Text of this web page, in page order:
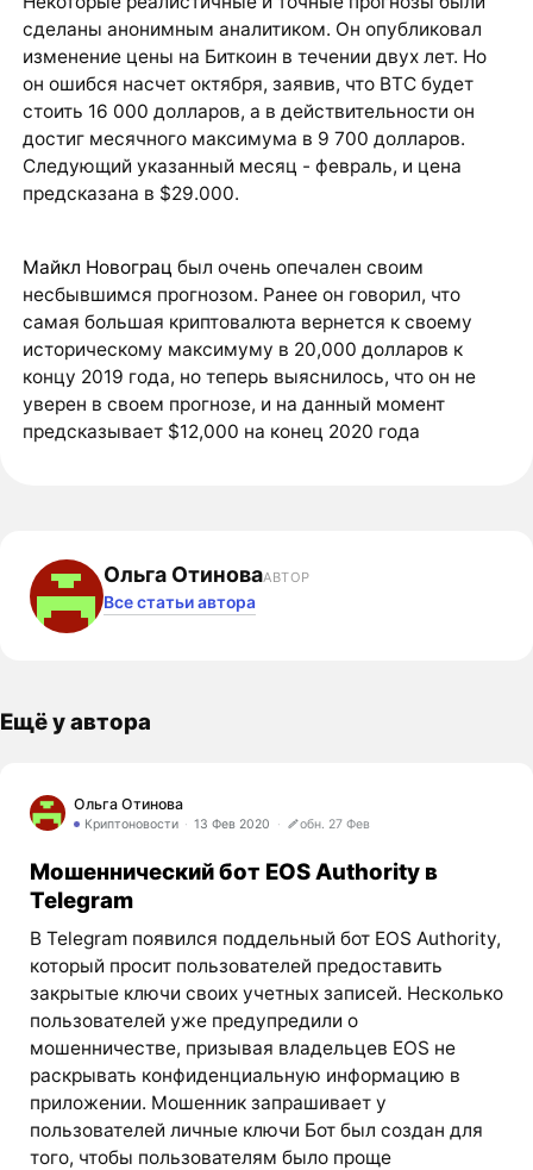
сделаны анонимным аналитиком. Он опубликовал
изменение цены на Биткоин в течении двух лет. Но
он ошибся насчет октября, заявив, что BTC будет
стоить 16 000 долларов, а в действительности он
достиг месячного максимума в 9 700 долларов.
Следующий указанный месяц - февраль, и цена
предсказана в $29.000.
Майкл Новограц был очень опечален своим
несбывшимся прогнозом. Ранее он говорил, что
самая большая криптовалюта вернется к своему
историческому максимуму в 20,000 долларов к
концу 2019 года, но теперь выяснилось, что он не
уверен в своем прогнозе, и на данный момент
предсказывает $12,000 на конец 2020 года
Ольга ОтиноваАВТОР
Все статьи автора
Ещё у автора
Ольга Отинова
Криптоновости 13 Фев 2020 обн. 27 Фев
Мошеннический бот EOS Authority в
Telegram
В Telegram появился поддельный бот EOS Authority,
который просит пользователей предоставить
закрытые ключи своих учетных записей. Несколько
пользователей уже предупредили о
мошенничестве, призывая владельцев EOS не
раскрывать конфиденциальную информацию в
приложении. Мошенник запрашивает у
пользователей личные ключи Бот был создан для
того, чтобы пользователям было проще